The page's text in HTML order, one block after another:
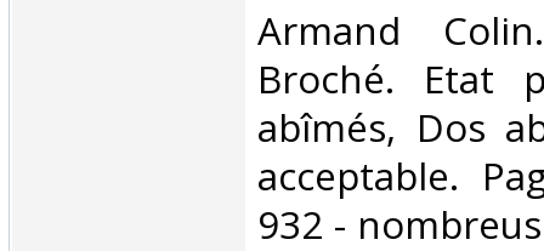
‎Armand
Broché. Etat
abîmés, Dos
acceptable.
932 -